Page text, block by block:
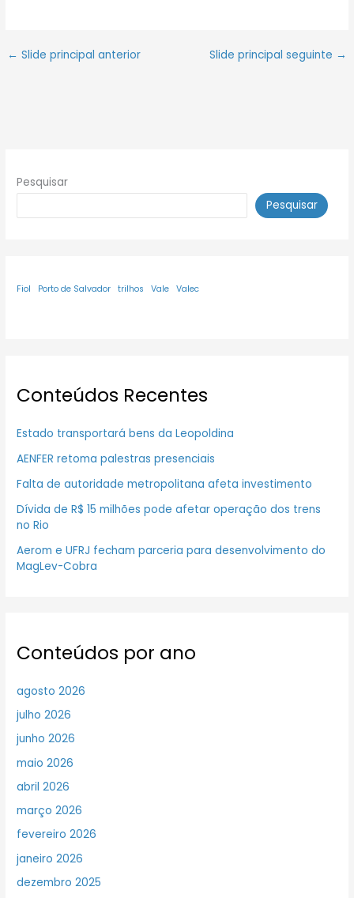
← Slide principal anterior Slide principal seguinte →
Pesquisar
Pesquisar
Fiol Porto de Salvador trilhos Vale Valec
Conteúdos Recentes
Estado transportará bens da Leopoldina
AENFER retoma palestras presenciais
Falta de autoridade metropolitana afeta investimento
Dívida de R$ 15 milhões pode afetar operação dos trens
no Rio
Aerom e UFRJ fecham parceria para desenvolvimento do
MagLev-Cobra
Conteúdos por ano
agosto 2026
julho 2026
junho 2026
maio 2026
abril 2026
março 2026
fevereiro 2026
janeiro 2026
dezembro 2025